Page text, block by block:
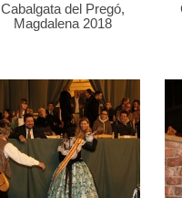
Cabalgata del Pregó,
Magdalena 2018